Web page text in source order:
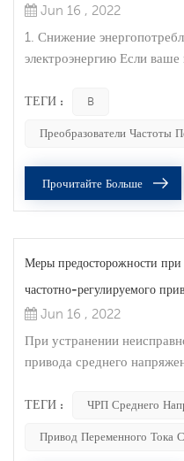
Jun 16 , 2022
1. Снижение
электроэнергию Если
электроэнергию,
преимуществ частотно-
Преобразователи частоты
моторизованного
ТЕГИ : B
Преобразователи Частоты
Прочитайте Больше
Меры предосторожности
частотно-регулируемого
Jun 16 , 2022
При устранении
привода среднего
быстро определить место
зависимости от места и
ТЕГИ : ЧРП Среднего
Привод Переменного Тока